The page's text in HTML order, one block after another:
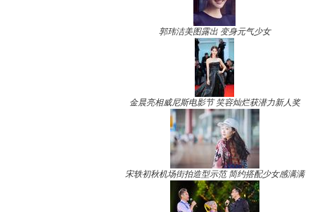
郭玮洁美图露出 变身元气少女
金晨亮相威尼斯电影节 笑容灿烂获潜力新人奖
宋轶初秋机场街拍造型示范 简约搭配少女感满满